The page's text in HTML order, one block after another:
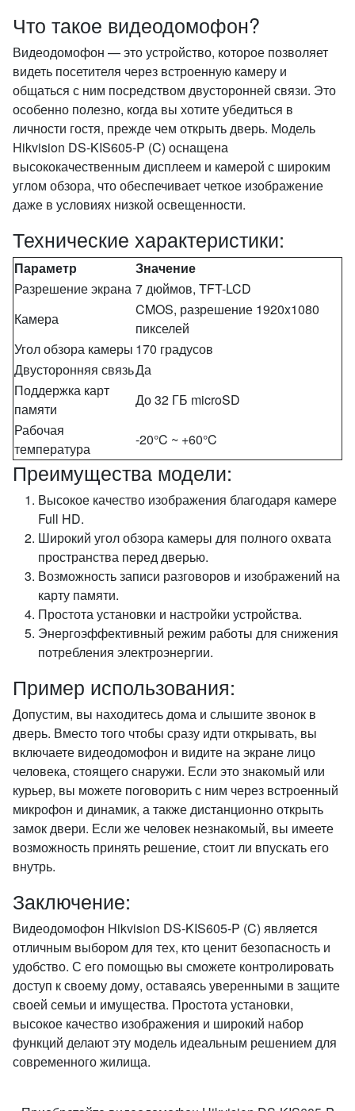
Что такое видеодомофон?
Видеодомофон — это устройство, которое позволяет
видеть посетителя через встроенную камеру и
общаться с ним посредством двусторонней связи. Это
особенно полезно, когда вы хотите убедиться в
личности гостя, прежде чем открыть дверь. Модель
Hikvision DS-KIS605-P (C) оснащена
высококачественным дисплеем и камерой с широким
углом обзора, что обеспечивает четкое изображение
даже в условиях низкой освещенности.
Технические характеристики:
Параметр
Значение
Разрешение экрана 7 дюймов, TFT-LCD
Камера
CMOS, разрешение 1920x1080
пикселей
Угол обзора камеры 170 градусов
Двусторонняя связьДа
Поддержка карт
памяти
До 32 ГБ microSD
Рабочая
температура
-20°C ~ +60°C
Преимущества модели:
Высокое качество изображения благодаря камере
Full HD.
Широкий угол обзора камеры для полного охвата
пространства перед дверью.
Возможность записи разговоров и изображений на
карту памяти.
Простота установки и настройки устройства.
Энергоэффективный режим работы для снижения
потребления электроэнергии.
Пример использования:
Допустим, вы находитесь дома и слышите звонок в
дверь. Вместо того чтобы сразу идти открывать, вы
включаете видеодомофон и видите на экране лицо
человека, стоящего снаружи. Если это знакомый или
курьер, вы можете поговорить с ним через встроенный
микрофон и динамик, а также дистанционно открыть
замок двери. Если же человек незнакомый, вы имеете
возможность принять решение, стоит ли впускать его
внутрь.
Заключение:
Видеодомофон Hikvision DS-KIS605-P (C) является
отличным выбором для тех, кто ценит безопасность и
удобство. С его помощью вы сможете контролировать
доступ к своему дому, оставаясь уверенными в защите
своей семьи и имущества. Простота установки,
высокое качество изображения и широкий набор
функций делают эту модель идеальным решением для
современного жилища.